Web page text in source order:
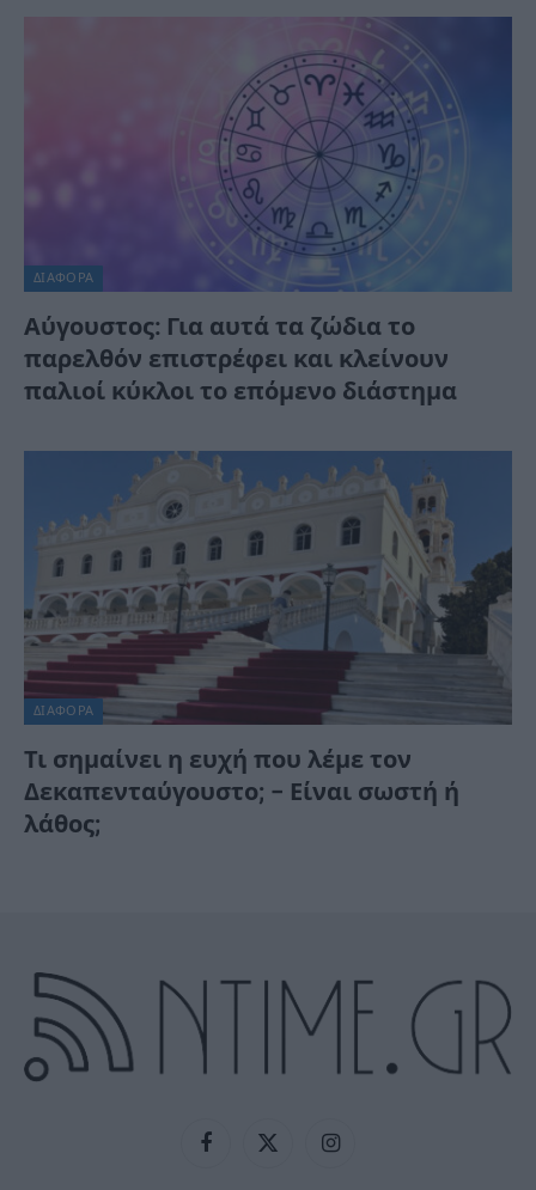
ΔΙΆΦΟΡΑ
Αύγουστος: Για αυτά τα ζώδια το
παρελθόν επιστρέφει και κλείνουν
παλιοί κύκλοι το επόμενο διάστημα
ΔΙΆΦΟΡΑ
Τι σημαίνει η ευχή που λέμε τον
Δεκαπενταύγουστο; – Είναι σωστή ή
λάθος;
Facebook X
Instagram